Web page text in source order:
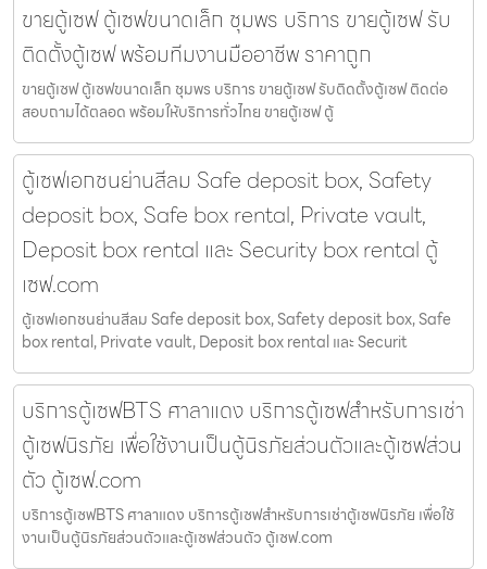
ขายตู้เซฟ ตู้เซฟขนาดเล็ก ชุมพร บริการ ขายตู้เซฟ รับ
ติดตั้งตู้เซฟ พร้อมทีมงานมืออาชีพ ราคาถูก
ขายตู้เซฟ ตู้เซฟขนาดเล็ก ชุมพร บริการ ขายตู้เซฟ รับติดตั้งตู้เซฟ ติดต่อ
สอบถามได้ตลอด พร้อมให้บริการทั่วไทย ขายตู้เซฟ ตู้
ตู้เซฟเอกชนย่านสีลม Safe deposit box, Safety
deposit box, Safe box rental, Private vault,
Deposit box rental และ Security box rental ตู้
เซฟ.com
ตู้เซฟเอกชนย่านสีลม Safe deposit box, Safety deposit box, Safe
box rental, Private vault, Deposit box rental และ Securit
บริการตู้เซฟBTS ศาลาแดง บริการตู้เซฟสำหรับการเช่า
ตู้เซฟนิรภัย เพื่อใช้งานเป็นตู้นิรภัยส่วนตัวและตู้เซฟส่วน
ตัว ตู้เซฟ.com
บริการตู้เซฟBTS ศาลาแดง บริการตู้เซฟสำหรับการเช่าตู้เซฟนิรภัย เพื่อใช้
งานเป็นตู้นิรภัยส่วนตัวและตู้เซฟส่วนตัว ตู้เซฟ.com